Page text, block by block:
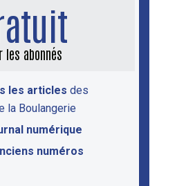
les abonnés
les articles des
la Boulangerie
numérique
numéros